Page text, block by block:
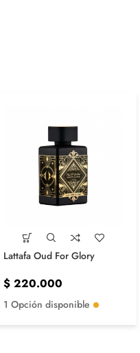
Lattafa Oud For Glory
$ 220.000
1 Opción disponible